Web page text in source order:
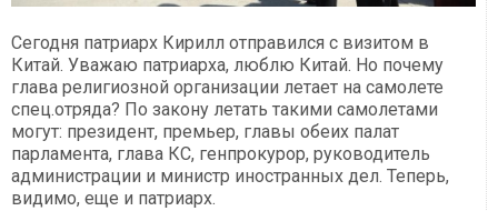
Сегодня патриарх Кирилл отправился с визитом в
Китай. Уважаю патриарха, люблю Китай. Но почему
глава религиозной организации летает на самолете
спец.отряда? По закону летать такими самолетами
могут: президент, премьер, главы обеих палат
парламента, глава КС, генпрокурор, руководитель
администрации и министр иностранных дел. Теперь,
видимо, еще и патриарх.